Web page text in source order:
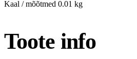
Kaal / mõõtmed 0.01 kg
Toote info